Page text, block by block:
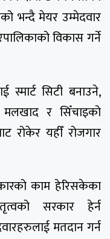
भन्दै मेयर उम्मेदवार
विकास गर्ने
स्मार्ट सिटी बनाउने,
र सिँचाइको
रोकेर यहीँ रोजगार
काम हेरिसकेका
सरकार हेर्न
मतदान गर्न